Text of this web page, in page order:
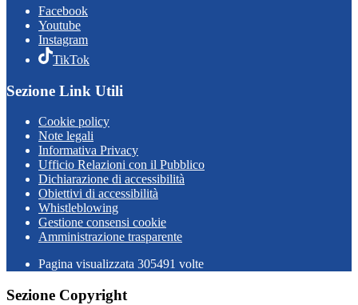
Facebook
Youtube
Instagram
TikTok
Sezione Link Utili
Cookie policy
Note legali
Informativa Privacy
Ufficio Relazioni con il Pubblico
Dichiarazione di accessibilità
Obiettivi di accessibilità
Whistleblowing
Gestione consensi cookie
Amministrazione trasparente
Pagina visualizzata 305491 volte
Sezione Copyright